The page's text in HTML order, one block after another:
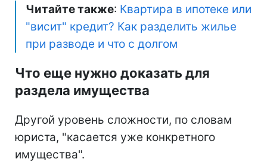
Читайте также: Квартира в ипотеке или
"висит" кредит? Как разделить жилье
при разводе и что с долгом
Что еще нужно доказать для
раздела имущества
Другой уровень сложности, по словам
юриста, "касается уже конкретного
имущества".